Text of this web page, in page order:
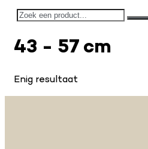
Zoeken
43 - 57 cm
Enig resultaat